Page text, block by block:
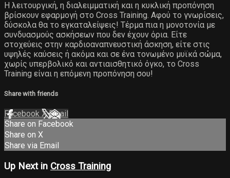
Η λειτουργική, η διαλειμματική και η κυκλική προπόνηση
βρίσκουν εφαρμογή στο Cross Training. Αφού το γνωρίσεις,
δύσκολα θα το εγκαταλείψεις! Τέρμα πια η μονοτονία με
συνδυασμούς ασκήσεων που δεν έχουν όρια. Είτε
στοχεύεις στην καρδιοαναπνευστική άσκηση, είτε στις
υψηλές καύσεις ή ακόμα και σε ένα τονωμένο μυϊκά σώμα,
χωρίς υπερβολικό και αντιαισθητικό όγκο, το Cross
Training είναι η επόμενη προπόνηση σου!
Share with friends
Facebook XEmail
Share on Facebook
Share on X
Share via Email
Up Next in Cross Training